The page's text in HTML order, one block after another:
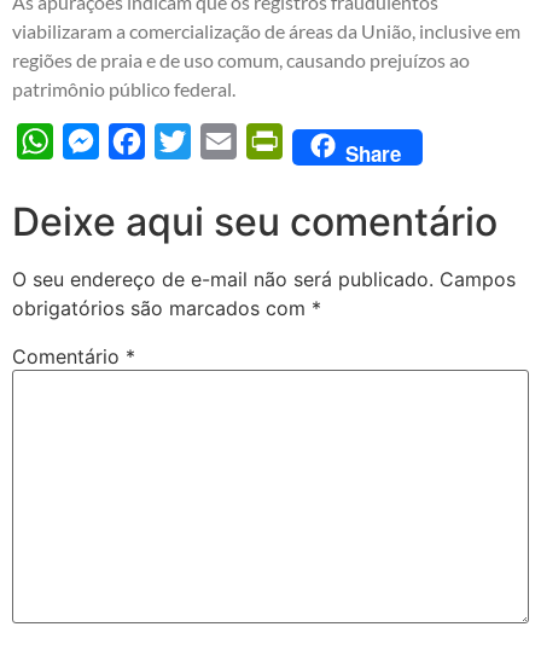
viabilizaram a comercialização de áreas da União, inclusive em
regiões de praia e de uso comum, causando prejuízos ao
patrimônio público federal.
WhatsAppMessengerFacebook
Twitter Email PrintFriendly
Share
Deixe aqui seu comentário
O seu endereço de e-mail não será publicado. Campos
obrigatórios são marcados com *
Comentário *